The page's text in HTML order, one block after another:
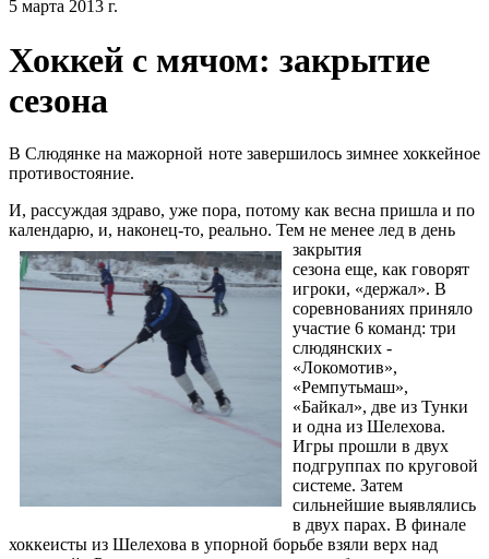
5 марта 2013 г.
Хоккей с мячом: закрытие
сезона
В Слюдянке на мажорной ноте завершилось зимнее хоккейное
противостояние.
И, рассуждая здраво, уже пора, потому как весна пришла и по
календарю, и, наконец-то, реально. Тем не менее лед в день
закрытия
сезона еще, как говорят
игроки, «держал». В
соревнованиях приняло
участие 6 команд: три
слюдянских -
«Локомотив»,
«Ремпутьмаш»,
«Байкал», две из Тунки
и одна из Шелехова.
Игры прошли в двух
подгруппах по круговой
системе. Затем
сильнейшие выявлялись
в двух парах. В финале
хоккеисты из Шелехова в упорной борьбе взяли верх над